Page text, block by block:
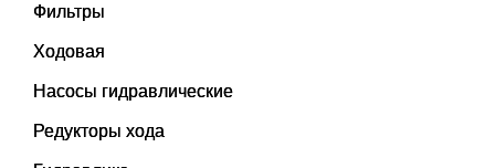
Фильтры
Ходовая
Насосы гидравлические
Редукторы хода